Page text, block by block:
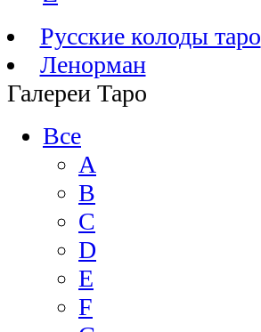
Русские колоды таро
Ленорман
Галереи Таро
Все
A
B
C
D
E
F